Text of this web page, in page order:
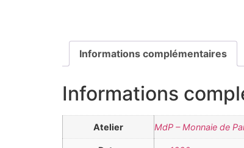
Informations complémentaires
Informations
Atelier MdP – Monnaie de